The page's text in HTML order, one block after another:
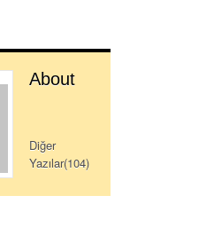
About
Diğer
Yazılar(104)